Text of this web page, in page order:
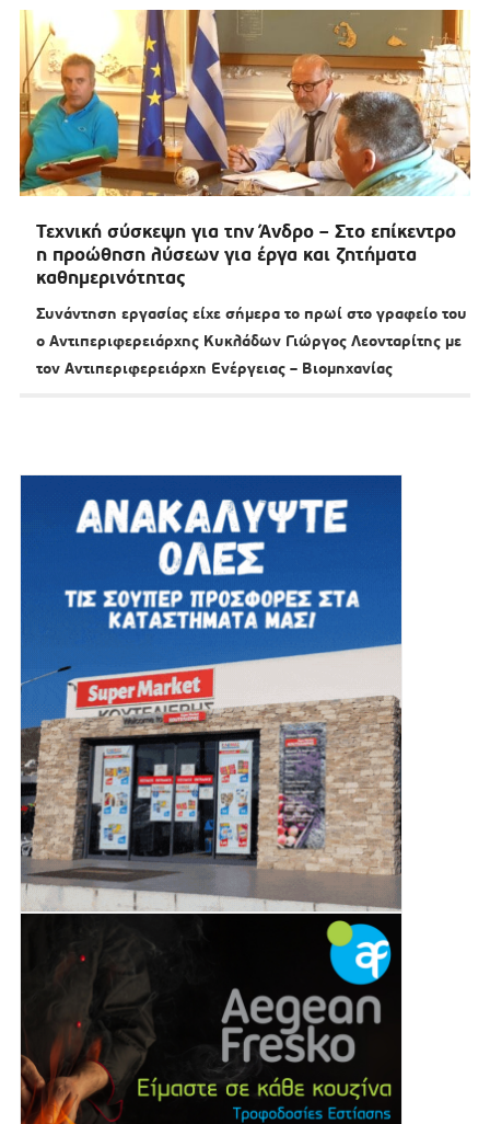
Τεχνική σύσκεψη για την Άνδρο – Στο επίκεντρο
η προώθηση λύσεων για έργα και ζητήματα
καθημερινότητας
Συνάντηση εργασίας είχε σήμερα το πρωί στο γραφείο του
ο Αντιπεριφερειάρχης Κυκλάδων Γιώργος Λεονταρίτης με
τον Αντιπεριφερειάρχη Ενέργειας – Βιομηχανίας